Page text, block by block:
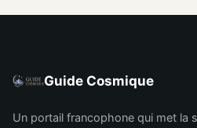
inspirations
Guide Cosmique
Un portail francophone qui met la